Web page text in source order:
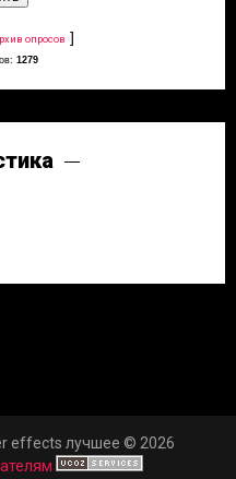
опросов ]
1279
effects лучшее © 2026